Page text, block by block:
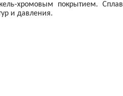
хромовым покрытием. Сплав
и давления.